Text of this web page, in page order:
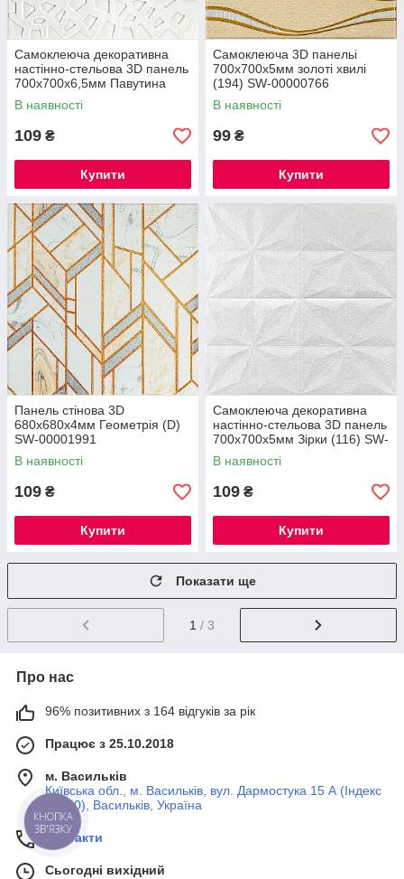
Самоклеюча декоративна
настінно-стельова 3D панель
700х700х6,5мм Павутина
(115) SW-00000007
В наявності
109 ₴
Купити
Самоклеюча 3D панельі
700x700x5мм золоті хвилі
(194) SW-00000766
В наявності
99 ₴
Купити
Панель стінова 3D
680х680х4мм Геометрія (D)
SW-00001991
В наявності
109 ₴
Купити
Самоклеюча декоративна
настінно-стельова 3D панель
700х700х5мм Зірки (116) SW-
00000008
В наявності
109 ₴
Купити
Показати ще
1 / 3
Про нас
96% позитивних з 164 відгуків за рік
Працює з 25.10.2018
м. Васильків
Київська обл., м. Васильків, вул. Дармостука 15 А (Індекс
08600), Васильків, Україна
Контакти
Сьогодні вихідний
КНОПКА
ЗВ'ЯЗКУ